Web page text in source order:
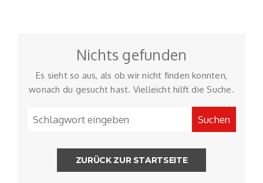
Nichts gefunden
Es sieht so aus, als ob wir nicht finden konnten,
wonach du gesucht hast. Vielleicht hilft die Suche.
ZURÜCK ZUR STARTSEITE